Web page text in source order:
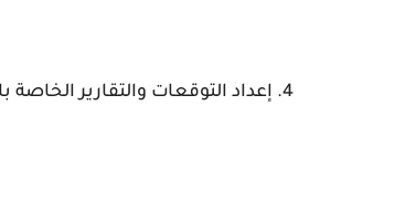
4. إعداد التوقعات والتقارير الخاصة بالمبيعات والمخزون.